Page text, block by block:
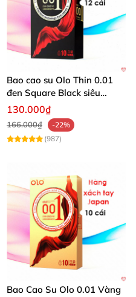
Kim Ngưu với thiết kế
xanh nõn chuối là
người thuộc cung
khẩu trực tiếp vào thị
phối khá rộng rãi. Với
cũng như mức giá
Bao cao su Olo Thin 0.01
đen Square Black siêu
mỏng
130.000₫
166.000₫
-22%
(987)
Bao Cao Su Olo 0.01 Vàng